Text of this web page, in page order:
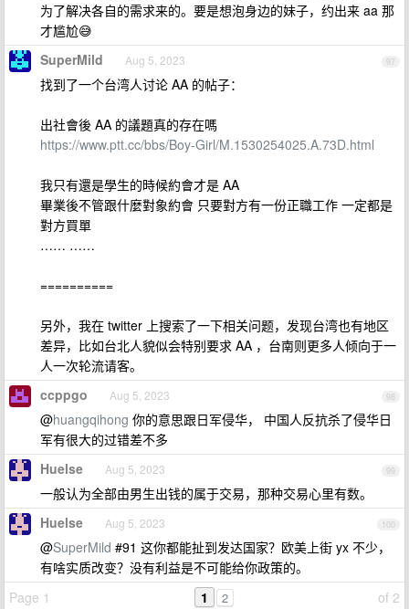
为了解决各自的需求来的。要是想泡身边的妹子，约出来 aa 那
才尴尬😅
97
SuperMild Aug 5, 2023
找到了一个台湾人讨论 AA 的帖子：
出社會後 AA 的議題真的存在嗎
https://www.ptt.cc/bbs/Boy-Girl/M.1530254025.A.73D.html
我只有還是學生的時候約會才是 AA
畢業後不管跟什麼對象約會 只要對方有一份正職工作 一定都是
對方買單
…… ……
==========
另外，我在 twitter 上搜索了一下相关问题，发现台湾也有地区
差异，比如台北人貌似会特别要求 AA ，台南则更多人倾向于一
人一次轮流请客。
98
ccppgo Aug 5, 2023
@huangqihong 你的意思跟日军侵华， 中国人反抗杀了侵华日
军有很大的过错差不多
99
Huelse Aug 5, 2023
一般认为全部由男生出钱的属于交易，那种交易心里有数。
100
Huelse Aug 5, 2023
@SuperMild #91 这你都能扯到发达国家？欧美上街 yx 不少，
有啥实质改变？没有利益是不可能给你政策的。
Page 1
of 2
1 2